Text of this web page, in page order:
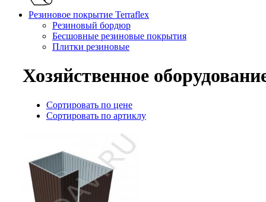
Резиновое покрытие Terraflex
Резиновый бордюр
Бесшовные резиновые покрытия
Плитки резиновые
Хозяйственное
Сортировать по цене
Сортировать по артиклу